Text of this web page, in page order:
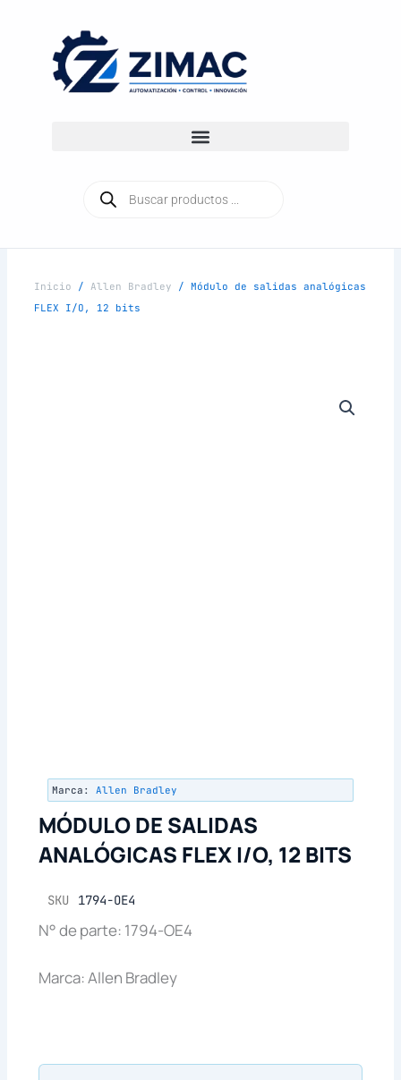
contenido
productos
Inicio / Allen Bradley / Módulo de salidas analógicas
FLEX I/O, 12 bits
Marca: Allen Bradley
MÓDULO DE SALIDAS
ANALÓGICAS FLEX I/O, 12 BITS
SKU 1794-OE4
N° de parte: 1794-OE4
Marca: Allen Bradley